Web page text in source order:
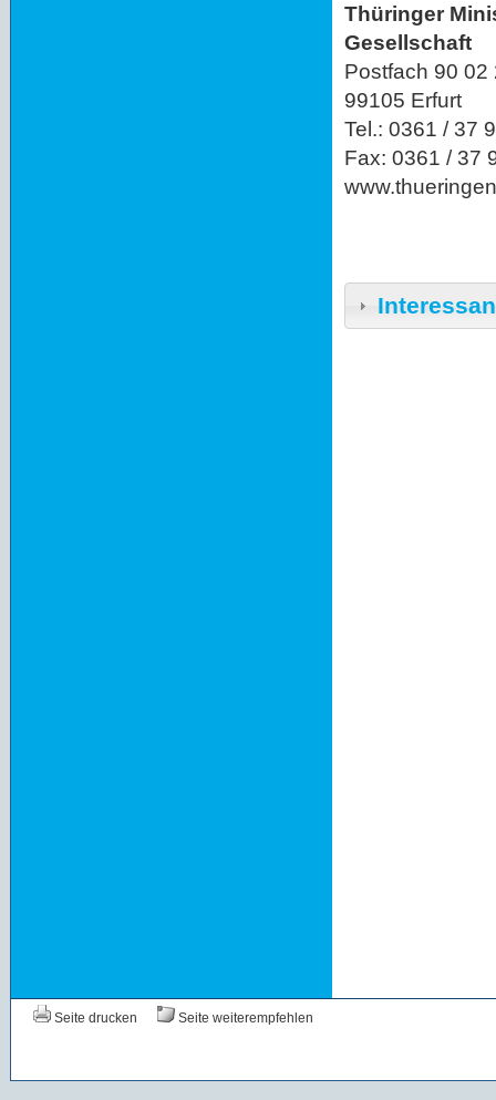
Thüringer
Gesellschaft
Postfach 90 02
99105 Erfurt
Tel.: 0361 / 37
Fax: 0361 / 37
Seite drucken Seite weiterempfehlen